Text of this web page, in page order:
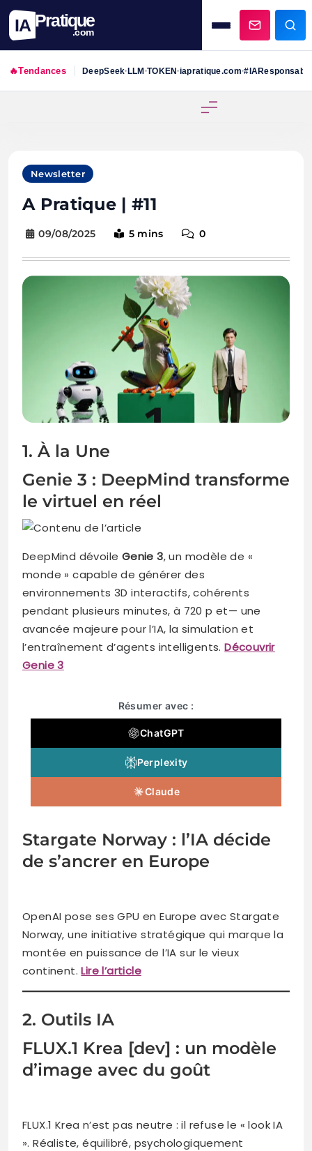
IA Pratique
.com
🔥Tendances DeepSeek•LLM•TOKEN•iapratique.com•#IAResponsable
Newsletter
A Pratique | #11
09/08/2025 5 mins 0
1. À la Une
Genie 3 : DeepMind transforme
le virtuel en réel
DeepMind dévoile Genie 3, un modèle de «
monde » capable de générer des
environnements 3D interactifs, cohérents
pendant plusieurs minutes, à 720 p et— une
avancée majeure pour l’IA, la simulation et
l’entraînement d’agents intelligents.Découvrir
Genie 3
Résumer avec :
ChatGPT
Perplexity
Claude
Stargate Norway : l’IA décide
de s’ancrer en Europe
OpenAI pose ses GPU en Europe avec Stargate
Norway, une initiative stratégique qui marque la
montée en puissance de l’IA sur le vieux
continent.Lire l’article
2. Outils IA
FLUX.1 Krea [dev] : un modèle
d’image avec du goût
FLUX.1 Krea n’est pas neutre : il refuse le « look IA
». Réaliste, équilibré, psychologiquement